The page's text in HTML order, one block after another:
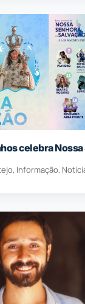
celebra
, Informação,